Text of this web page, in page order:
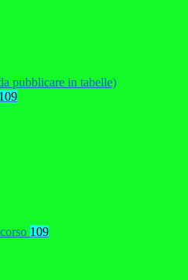
pubblicare in tabelle)
109
109